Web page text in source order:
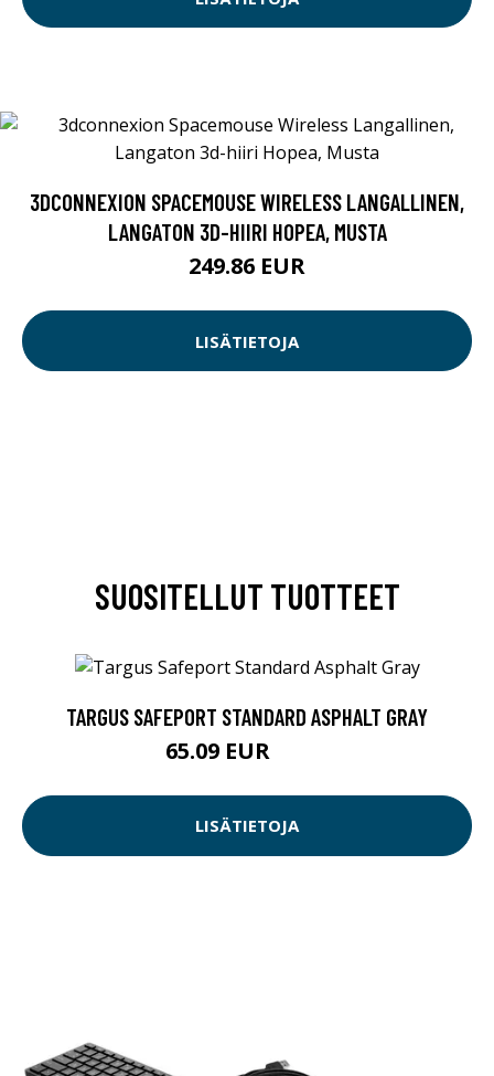
3DCONNEXION SPACEMOUSE WIRELESS LANGALLINEN,
LANGATON 3D-HIIRI HOPEA, MUSTA
249.86 EUR
LISÄTIETOJA
SUOSITELLUT TUOTTEET
TARGUS SAFEPORT STANDARD ASPHALT GRAY
65.09 EUR
LISÄTIETOJA